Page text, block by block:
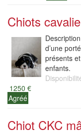
Chiots
d’une
présents
enfants.
1250 €
Agréé
Chiot CKC